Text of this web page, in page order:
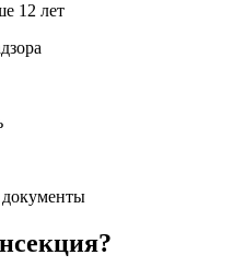
12 лет
документы